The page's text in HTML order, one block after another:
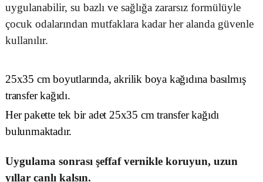
uygulanabilir, su bazlı ve sağlığa zararsız formülüyle
çocuk odalarından mutfaklara kadar her alanda güvenle
kullanılır.
25x35 cm boyutlarında, akrilik boya kağıdına basılmış
transfer kağıdı.
Her pakette tek bir adet 25x35 cm transfer kağıdı
bulunmaktadır.
Uygulama sonrası şeffaf vernikle koruyun, uzun
yıllar canlı kalsın.